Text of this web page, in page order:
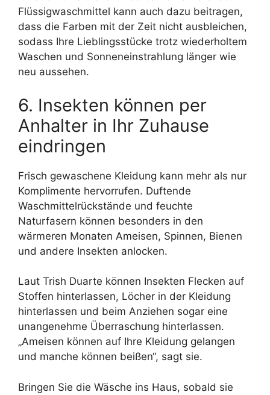
Flüssigwaschmittel kann auch dazu beitragen,
dass die Farben mit der Zeit nicht ausbleichen,
sodass Ihre Lieblingsstücke trotz wiederholtem
Waschen und Sonneneinstrahlung länger wie
neu aussehen.
6. Insekten können per
Anhalter in Ihr Zuhause
eindringen
Frisch gewaschene Kleidung kann mehr als nur
Komplimente hervorrufen. Duftende
Waschmittelrückstände und feuchte
Naturfasern können besonders in den
wärmeren Monaten Ameisen, Spinnen, Bienen
und andere Insekten anlocken.
Laut Trish Duarte können Insekten Flecken auf
Stoffen hinterlassen, Löcher in der Kleidung
hinterlassen und beim Anziehen sogar eine
unangenehme Überraschung hinterlassen.
„Ameisen können auf Ihre Kleidung gelangen
und manche können beißen“, sagt sie.
Bringen Sie die Wäsche ins Haus, sobald sie